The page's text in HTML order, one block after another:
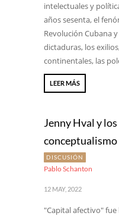
intelectuales y
años sesenta, el
Revolución Cubana
dictaduras, los
continentales, las
LEER MÁS
Jenny Hval y
conceptualismo
DISCUSIÓN
Pablo Schanton
12 MAY, 2022
"Capital afectivo"